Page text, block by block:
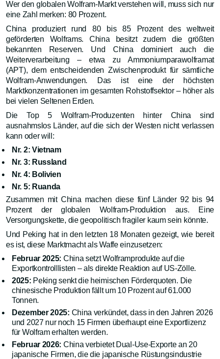
Wer den globalen Wolfram-Markt verstehen will, muss sich nur
eine Zahl merken: 80 Prozent.
China produziert rund 80 bis 85 Prozent des weltweit
geförderten Wolframs. China besitzt zudem die größten
bekannten Reserven. Und China dominiert auch die
Weiterverarbeitung – etwa zu Ammoniumparawolframat
(APT), dem entscheidenden Zwischenprodukt für sämtliche
Wolfram-Anwendungen. Das ist eine der höchsten
Marktkonzentrationen im gesamten Rohstoffsektor – höher als
bei vielen Seltenen Erden.
Die Top 5 Wolfram-Produzenten hinter China sind
ausnahmslos Länder, auf die sich der Westen nicht verlassen
kann oder will:
Nr. 2: Vietnam
Nr. 3: Russland
Nr. 4: Bolivien
Nr. 5: Ruanda
Zusammen mit China machen diese fünf Länder 92 bis 94
Prozent der globalen Wolfram-Produktion aus. Eine
Versorgungskette, die geopolitisch fragiler kaum sein könnte.
Und Peking hat in den letzten 18 Monaten gezeigt, wie bereit
es ist, diese Marktmacht als Waffe einzusetzen:
Februar 2025: China setzt Wolframprodukte auf die
Exportkontrolllisten – als direkte Reaktion auf US-Zölle.
2025: Peking senkt die heimischen Förderquoten. Die
chinesische Produktion fällt um 10 Prozent auf 61.000
Tonnen.
Dezember 2025: China verkündet, dass in den Jahren 2026
und 2027 nur noch 15 Firmen überhaupt eine Exportlizenz
für Wolfram erhalten werden.
Februar 2026: China verbietet Dual-Use-Exporte an 20
japanische Firmen, die die japanische Rüstungsindustrie